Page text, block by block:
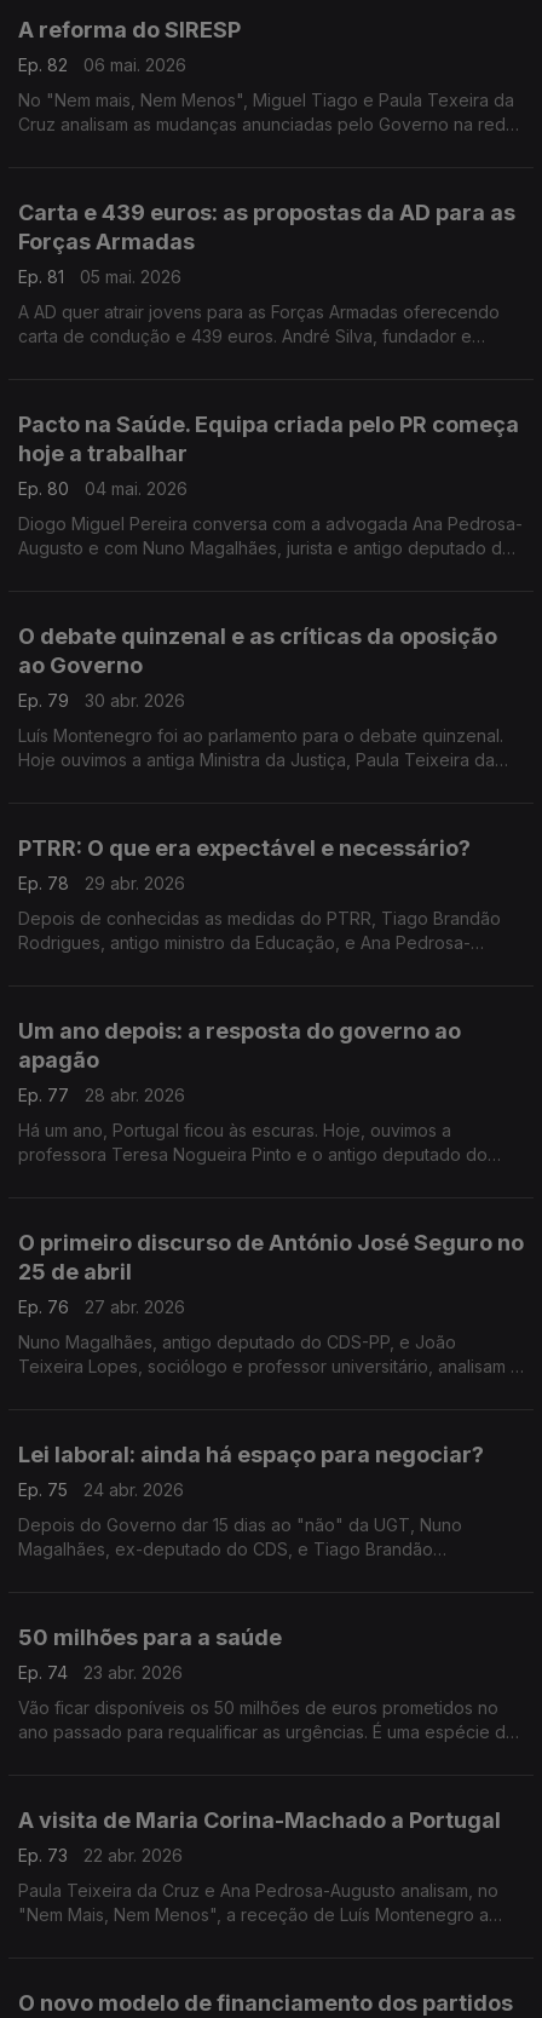
A reforma do SIRESP
Ep. 82
06 mai. 2026
No "Nem mais, Nem Menos", Miguel Tiago e Paula Texeira da
Cruz analisam as mudanças anunciadas pelo Governo na rede
Carta e 439 euros: as propostas da AD para as
Forças Armadas
Ep. 81
05 mai. 2026
A AD quer atrair jovens para as Forças Armadas oferecendo
carta de condução e 439 euros. André Silva, fundador e
Pacto na Saúde. Equipa criada pelo PR começa
hoje a trabalhar
Ep. 80
04 mai. 2026
Diogo Miguel Pereira conversa com a advogada Ana Pedrosa-
Augusto e com Nuno Magalhães, jurista e antigo deputado do
O debate quinzenal e as críticas da oposição
ao Governo
Ep. 79
30 abr. 2026
Luís Montenegro foi ao parlamento para o debate quinzenal.
Hoje ouvimos a antiga Ministra da Justiça, Paula Teixeira da
PTRR: O que era expectável e necessário?
Ep. 78
29 abr. 2026
Depois de conhecidas as medidas do PTRR, Tiago Brandão
Rodrigues, antigo ministro da Educação, e Ana Pedrosa-
Um ano depois: a resposta do governo ao
apagão
Ep. 77
28 abr. 2026
Há um ano, Portugal ficou às escuras. Hoje, ouvimos a
professora Teresa Nogueira Pinto e o antigo deputado do
O primeiro discurso de António José Seguro no
25 de abril
Ep. 76
27 abr. 2026
Nuno Magalhães, antigo deputado do CDS-PP, e João
Teixeira Lopes, sociólogo e professor universitário, analisam o
Lei laboral: ainda há espaço para negociar?
Ep. 75
24 abr. 2026
Depois do Governo dar 15 dias ao "não" da UGT, Nuno
Magalhães, ex-deputado do CDS, e Tiago Brandão
50 milhões para a saúde
Ep. 74
23 abr. 2026
Vão ficar disponíveis os 50 milhões de euros prometidos no
ano passado para requalificar as urgências. É uma espécie de
A visita de Maria Corina-Machado a Portugal
Ep. 73
22 abr. 2026
Paula Teixeira da Cruz e Ana Pedrosa-Augusto analisam, no
"Nem Mais, Nem Menos", a receção de Luís Montenegro a
O novo modelo de financiamento dos partidos